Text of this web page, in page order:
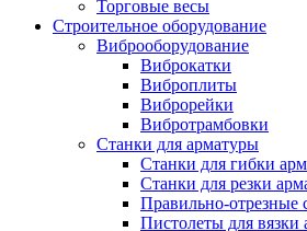
Торговые весы
Строительное оборудование
Виброоборудование
Виброкатки
Виброплиты
Виброрейки
Вибротрамбовки
Станки для арматуры
Станки для гибки
Станки для резки
Правильно-отрезные
Пистолеты для вязки